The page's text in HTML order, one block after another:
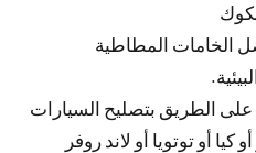
الخامات المطاطية
الطريق بتصليح السيارات
أو توتويا أو لاند روفر